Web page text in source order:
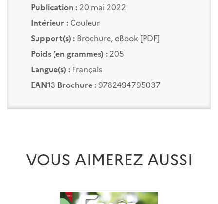
Publication :20 mai 2022
Intérieur :Couleur
Support(s) :Brochure, eBook [PDF]
Poids (en grammes) :205
Langue(s) :Français
EAN13 Brochure :9782494795037
VOUS AIMEREZ AUSSI